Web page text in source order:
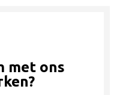
met ons